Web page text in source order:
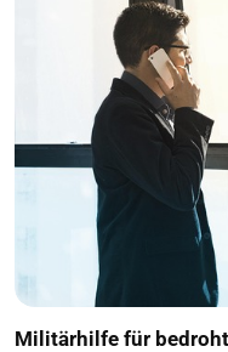
Militärhilfe für